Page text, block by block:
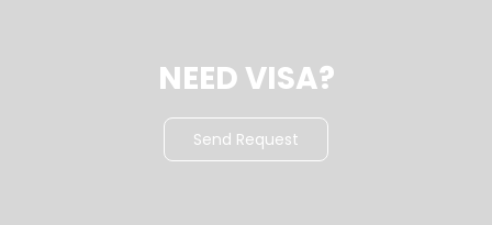
NEED VISA?
Send Request